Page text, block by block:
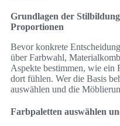
Grundlagen der
Proportionen
Bevor konkrete
über Farbwahl,
Aspekte bestimmen, wie
dort fühlen. Wer die Basis
auswählen und die
Farbpaletten auswählen